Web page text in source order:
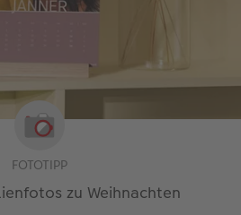
FOTOTIPP
zu Weihnachten